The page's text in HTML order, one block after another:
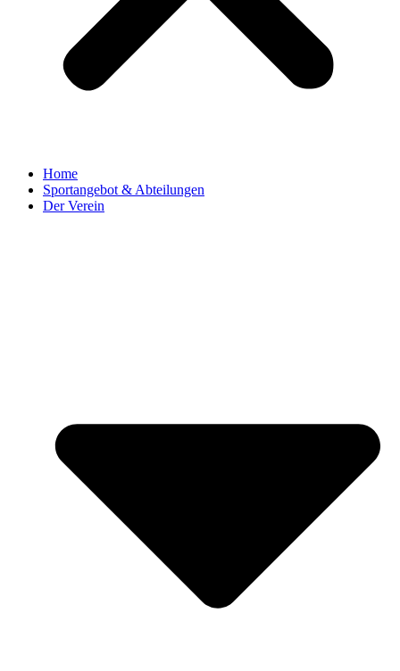
Home
Sportangebot & Abteilungen
Der Verein